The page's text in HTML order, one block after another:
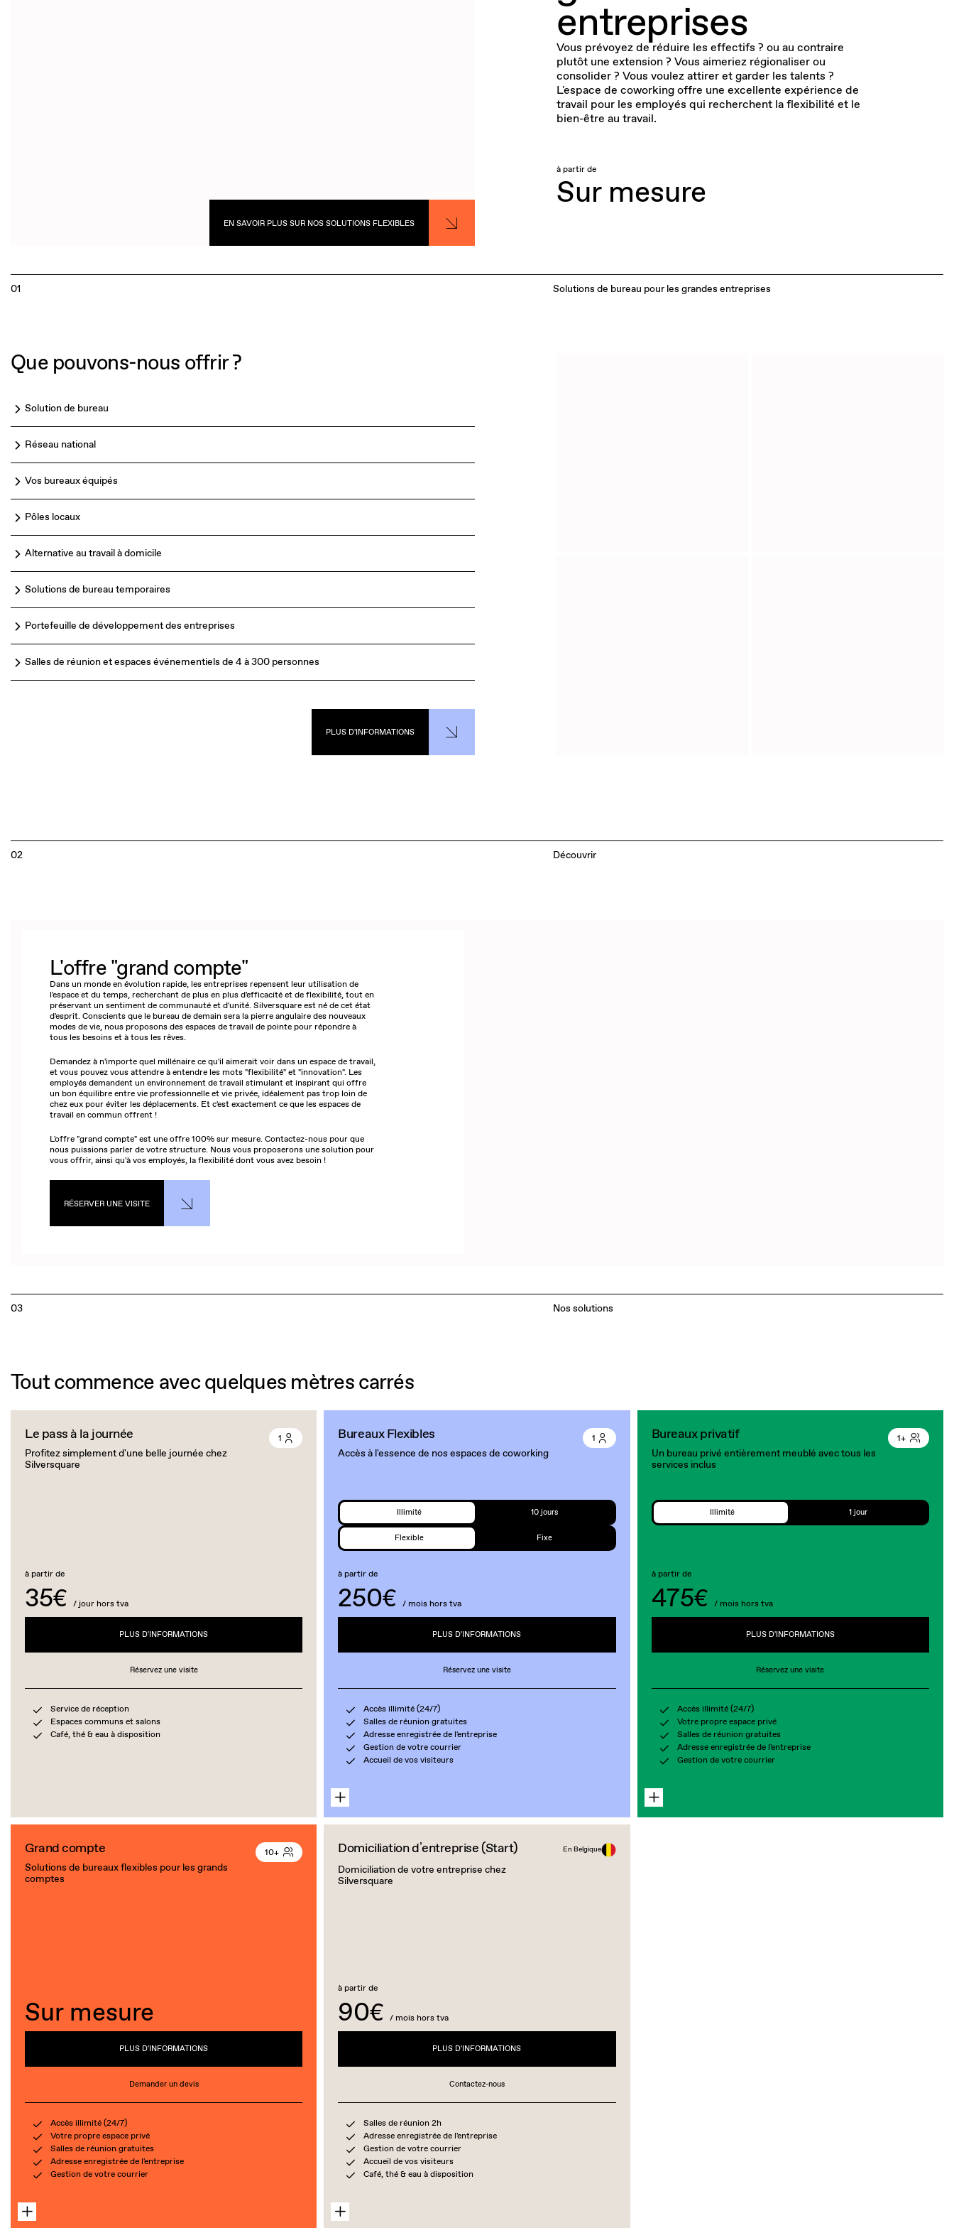
EN SAVOIR PLUS SUR NOS SOLUTIONS FLEXIBLES
entreprises
Vous prévoyez de réduire les effectifs ? ou au contraire
plutôt une extension ? Vous aimeriez régionaliser ou
consolider ? Vous voulez attirer et garder les talents ?
L'espace de coworking offre une excellente expérience de
travail pour les employés qui recherchent la flexibilité et le
bien-être au travail.
à partir de
Sur mesure
01 Solutions de bureau pour les grandes entreprises
Que pouvons-nous offrir ?
Solution de bureau
Réseau national
Vos bureaux équipés
Pôles locaux
Alternative au travail à domicile
Solutions de bureau temporaires
Portefeuille de développement des entreprises
Salles de réunion et espaces événementiels de 4 à 300 personnes
PLUS D'INFORMATIONS
02 Découvrir
L'offre "grand compte"
Dans un monde en évolution rapide, les entreprises repensent leur utilisation de
l'espace et du temps, recherchant de plus en plus d'efficacité et de flexibilité, tout en
préservant un sentiment de communauté et d'unité. Silversquare est né de cet état
d'esprit. Conscients que le bureau de demain sera la pierre angulaire des nouveaux
modes de vie, nous proposons des espaces de travail de pointe pour répondre à
tous les besoins et à tous les rêves.
Demandez à n'importe quel millénaire ce qu'il aimerait voir dans un espace de travail,
et vous pouvez vous attendre à entendre les mots "flexibilité" et "innovation". Les
employés demandent un environnement de travail stimulant et inspirant qui offre
un bon équilibre entre vie professionnelle et vie privée, idéalement pas trop loin de
chez eux pour éviter les déplacements. Et c'est exactement ce que les espaces de
travail en commun offrent !
L'offre "grand compte" est une offre 100% sur mesure. Contactez-nous pour que
nous puissions parler de votre structure. Nous vous proposerons une solution pour
vous offrir, ainsi qu'à vos employés, la flexibilité dont vous avez besoin !
RÉSERVER UNE VISITE
03 Nos solutions
Tout commence avec quelques mètres carrés
Le pass à la journée
Profitez simplement d'une belle journée chez
Silversquare
1
à partir de
35€ / jour hors tva
PLUS D'INFORMATIONS
Réservez une visite
Service de réception
Espaces communs et salons
Café, thé & eau à disposition
Bureaux Flexibles
Accès à l'essence de nos espaces de coworking
1
Illimité 10 jours
Flexible Fixe
à partir de
250€ / mois hors tva
PLUS D'INFORMATIONS
Réservez une visite
Accès illimité (24/7)
Salles de réunion gratuites
Adresse enregistrée de l'entreprise
Gestion de votre courrier
Accueil de vos visiteurs
Bureaux privatif
Un bureau privé entièrement meublé avec tous les
services inclus
1+
Illimité 1 jour
à partir de
475€ / mois hors tva
PLUS D'INFORMATIONS
Réservez une visite
Accès illimité (24/7)
Votre propre espace privé
Salles de réunion gratuites
Adresse enregistrée de l'entreprise
Gestion de votre courrier
Grand compte
Solutions de bureaux flexibles pour les grands
comptes
10+
Sur mesure
PLUS D'INFORMATIONS
Demander un devis
Accès illimité (24/7)
Votre propre espace privé
Salles de réunion gratuites
Adresse enregistrée de l'entreprise
Gestion de votre courrier
Domiciliation d’entreprise (Start) En Belgique
Domiciliation de votre entreprise chez
Silversquare
à partir de
90€ / mois hors tva
PLUS D'INFORMATIONS
Contactez-nous
Salles de réunion 2h
Adresse enregistrée de l'entreprise
Gestion de votre courrier
Accueil de vos visiteurs
Café, thé & eau à disposition